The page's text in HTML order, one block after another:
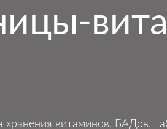
витаминов, БАДов,